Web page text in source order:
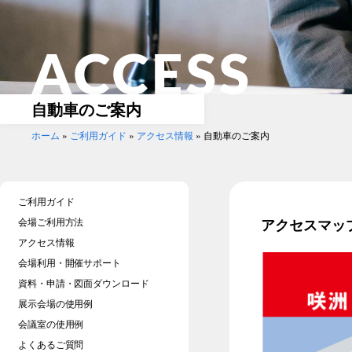
ACCESS
自動車のご案内
ホーム » ご利用ガイド » アクセス情報 » 自動車のご案内
ご利用ガイド
会場ご利用方法
アクセス情報
会場利用・開催サポート
資料・申請・図面ダウンロード
展示会場の使用例
会議室の使用例
よくあるご質問
アクセスマッ